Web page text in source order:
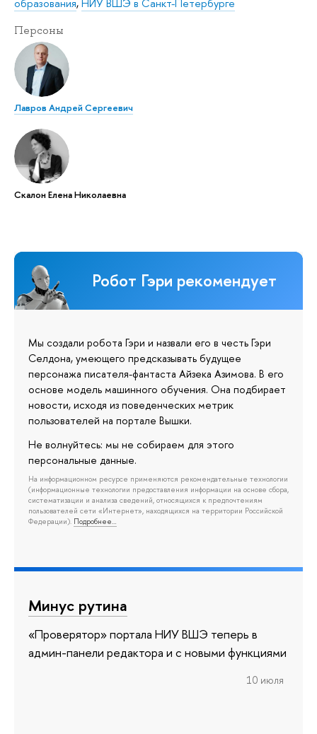
Персоны
Лавров Андрей Сергеевич
Скалон Елена Николаевна
Робот Гэри рекомендует
Мы создали робота Гэри и назвали его в честь Гэри
Селдона, умеющего предсказывать будущее
персонажа писателя-фантаста Айзека Азимова. В его
основе модель машинного обучения. Она подбирает
новости, исходя из поведенческих метрик
пользователей на портале Вышки.
Не волнуйтесь: мы не собираем для этого
персональные данные.
На информационном ресурсе применяются рекомендательные технологии
(информационные технологии предоставления информации на основе сбора,
систематизации и анализа сведений, относящихся к предпочтениям
пользователей сети «Интернет», находящихся на территории Российской
Федерации). Подробнее…
Минус рутина
«Проверятор» портала НИУ ВШЭ теперь в
админ-панели редактора и с новыми функциями
10 июля